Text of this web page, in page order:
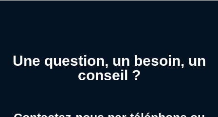
Une question, un besoin, un
conseil ?